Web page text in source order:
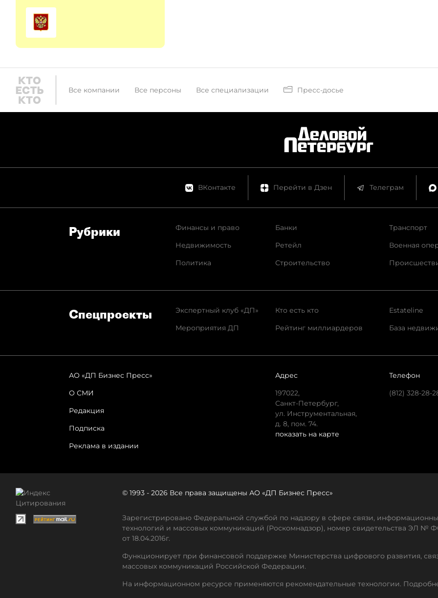
Все компании Все персоны Все специализации Пресс-досье
ВКонтакте Перейти в Дзен Телеграм
Рубрики
Финансы и право
Недвижимость
Политика
Банки
Ретейл
Строительство
Транспорт
Военная
Спец­проекты
Экспертный клуб «ДП»
Мероприятия ДП
Кто есть кто
Рейтинг миллиардеров
Estateline
База
АО «ДП Бизнес Пресс»
О СМИ
Редакция
Подписка
Реклама в издании
Адрес
197022,
Санкт-Петербург,
ул. Инструментальная,
д. 8, пом. 74.
показать на карте
Телефон
(812) 328-28-
© 1993 - 2026 Все права защищены АО «ДП Бизнес Пресс»
Зарегистрировано Федеральной службой по надзору в сфере связи,
технологий и массовых коммуникаций (Роскомнадзор), номер свидетельства ЭЛ №
от 18.04.2016г.
Функционирует при финансовой поддержке Министерства цифрового развития,
массовых коммуникаций Российской Федерации.
На информационном ресурсе применяются рекомендательные технологии.